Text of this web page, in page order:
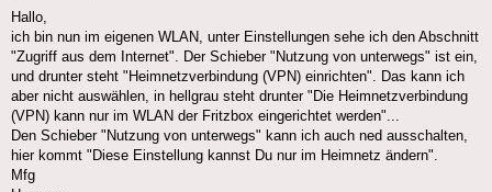
Hallo,
ich bin nun im eigenen WLAN, unter Einstellungen sehe ich den Abschnitt
"Zugriff aus dem Internet". Der Schieber "Nutzung von unterwegs" ist ein,
und drunter steht "Heimnetzverbindung (VPN) einrichten". Das kann ich
aber nicht auswählen, in hellgrau steht drunter "Die Heimnetzverbindung
(VPN) kann nur im WLAN der Fritzbox eingerichtet werden"...
Den Schieber "Nutzung von unterwegs" kann ich auch ned ausschalten,
hier kommt "Diese Einstellung kannst Du nur im Heimnetz ändern".
Mfg